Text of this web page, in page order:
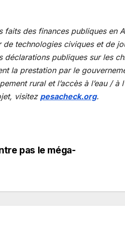
des finances publiques en
technologies civiques et de
publiques sur les
la prestation par le
rural et l’accès à l’eau / à
visitez pesacheck.org.
pas le méga-